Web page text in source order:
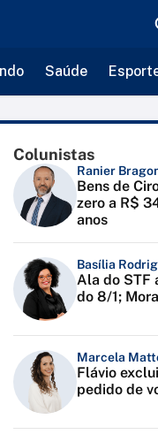
Saúde
Colunistas
Ranier
Bens de
zero a R$
anos
Basília
Ala do STF
do 8/1;
Marcela
Flávio
pedido de